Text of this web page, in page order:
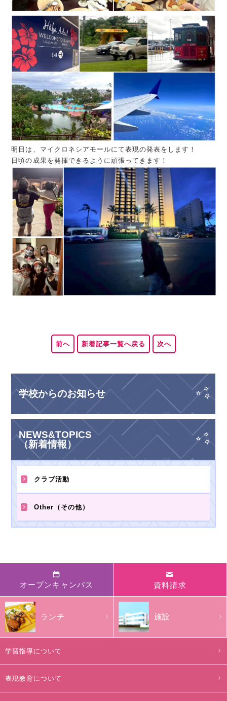
明日は、マイクロネシアモールにて表現の発表をします！
日頃の成果を発揮できるように頑張ってきます！
前へ 新着記事一覧へ戻る 次へ
学校からのお知らせ
NEWS&TOPICS
（新着情報）
クラブ活動
Other（その他）
オープンキャンパス 資料請求
ランチ 施設
学習指導について
表現教育について